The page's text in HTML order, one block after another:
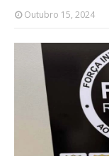
Outubro 15, 2024